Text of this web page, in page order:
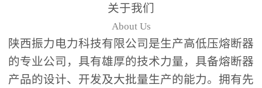
皮和端部与变压器油箱内
壁及异相电缆之间需保持
足够的绝缘距离；熔断器
为水平安装,并与变压器箱
体面板垂直,熔断器伸入油
合适的产品（时间-电流特
性曲线表示虚拟的熔化时
间与...
关于我们
About Us
陕西振力电力科技有限公司是生产高低压熔断器
的专业公司，具有雄厚的技术力量，具备熔断器
产品的设计、开发及大批量生产的能力。拥有先